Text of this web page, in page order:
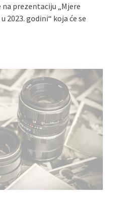
prezentaciju „Mjere
godini“ koja će se